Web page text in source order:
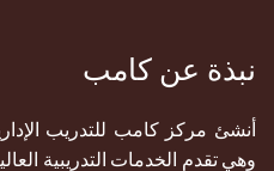
نبذة عن كامب
وهي تقدم الخدمات التدريبية